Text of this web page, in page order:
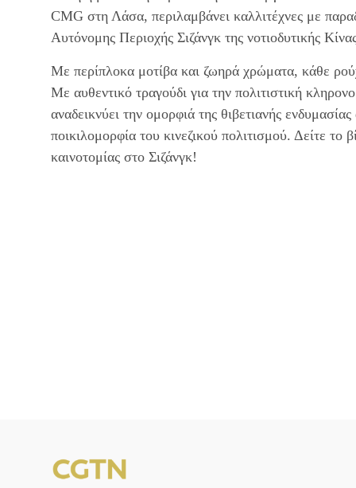
CMG στη Λάσα, περιλαμβάνει καλλιτέχνες με
Αυτόνομης Περιοχής Σιζάνγκ της νοτιοδυτικής
Με περίπλοκα μοτίβα και ζωηρά χρώματα, κάθε
Με αυθεντικό τραγούδι για την πολιτιστική
αναδεικνύει την ομορφιά της θιβετιανής
ποικιλομορφία του κινεζικού πολιτισμού. Δείτε το
καινοτομίας στο Σιζάνγκ!